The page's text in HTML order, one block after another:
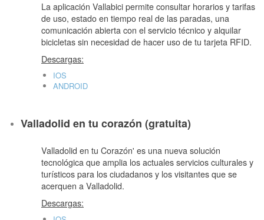
La aplicación Vallabici permite consultar horarios y tarifas
de uso, estado en tiempo real de las paradas, una
comunicación abierta con el servicio técnico y alquilar
bicicletas sin necesidad de hacer uso de tu tarjeta RFID.
Descargas:
IOS
ANDROID
Valladolid en tu corazón (gratuita)
Valladolid en tu Corazón' es una nueva solución
tecnológica que amplia los actuales servicios culturales y
turísticos para los ciudadanos y los visitantes que se
acerquen a Valladolid.
Descargas: